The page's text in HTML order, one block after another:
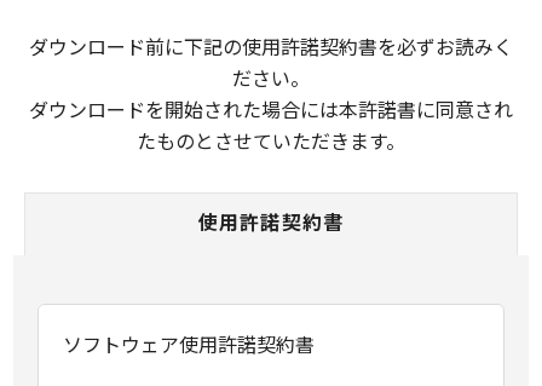
ダウンロード前に下記の使用許諾契約書を必ずお読みく
ださい。
ダウンロードを開始された場合には本許諾書に同意され
たものとさせていただきます。
使用許諾契約書
ソフトウェア使用許諾契約書